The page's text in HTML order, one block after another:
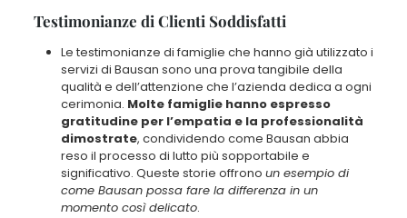
Testimonianze di Clienti Soddisfatti
Le testimonianze di famiglie che hanno già utilizzato i
servizi di Bausan sono una prova tangibile della
qualità e dell’attenzione che l’azienda dedica a ogni
cerimonia. Molte famiglie hanno espresso
gratitudine per l’empatia e la professionalità
dimostrate, condividendo come Bausan abbia
reso il processo di lutto più sopportabile e
significativo. Queste storie offrono un esempio di
come Bausan possa fare la differenza in un
momento così delicato.